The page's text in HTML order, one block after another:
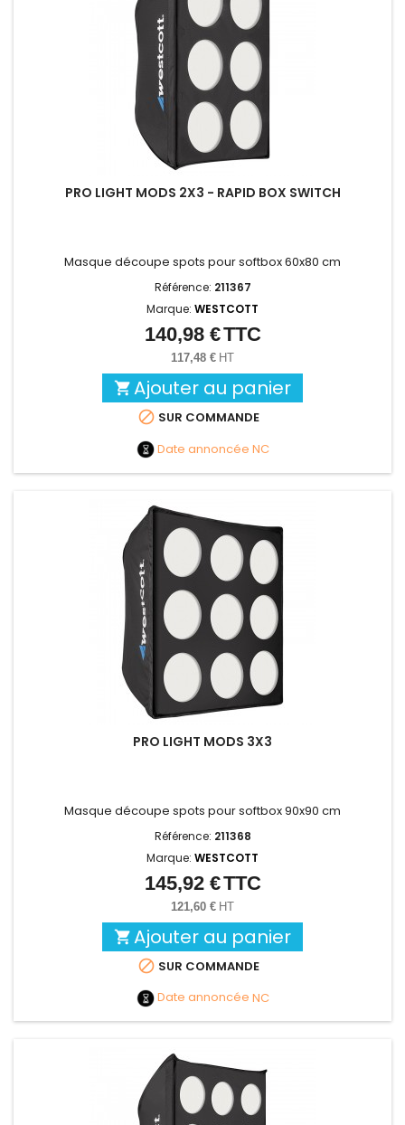
PRO LIGHT MODS 2X3 - RAPID BOX SWITCH
Masque découpe spots pour softbox 60x80 cm
Référence: 211367
Marque: WESTCOTT
Prix
140,98 €TTC
117,48 € HT
 Ajouter au panier
 SUR COMMANDE
Date annoncée NC
PRO LIGHT MODS 3X3
Masque découpe spots pour softbox 90x90 cm
Référence: 211368
Marque: WESTCOTT
Prix
145,92 €TTC
121,60 € HT
 Ajouter au panier
 SUR COMMANDE
Date annoncée NC